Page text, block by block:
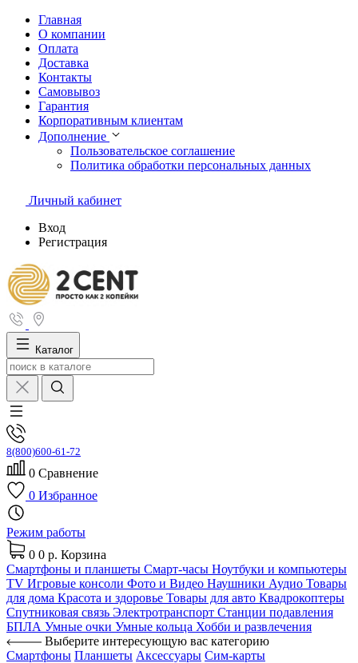
Главная
О компании
Оплата
Доставка
Контакты
Самовывоз
Гарантия
Корпоративным клиентам
Дополнение
Пользовательское соглашение
Политика обработки персональных данных
Личный кабинет
Вход
Регистрация
Каталог
8(800)600-61-72
0 Сравнение
0 Избранное
Режим работы
0 0 р. Корзина
Смартфоны и планшеты Смарт-часы Ноутбуки и компьютеры
TV Игровые консоли Фото и Видео Наушники Аудио Товары
для дома Красота и здоровье Товары для авто Квадрокоптеры
Спутниковая связь Электротранспорт Станции подавления
БПЛА Умные очки Умные кольца Хобби и развлечения
Выберите интересующую вас категорию
Смартфоны Планшеты Аксессуары Сим-карты